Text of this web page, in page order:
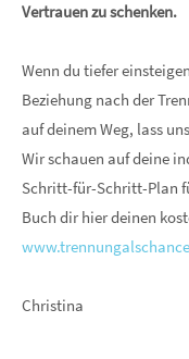
Vertrauen zu schenken.
Wenn du tiefer
Beziehung nach der
auf deinem Weg, lass
Wir schauen auf deine
Schritt-für-Schritt-Plan
Buch dir hier deinen
Christina